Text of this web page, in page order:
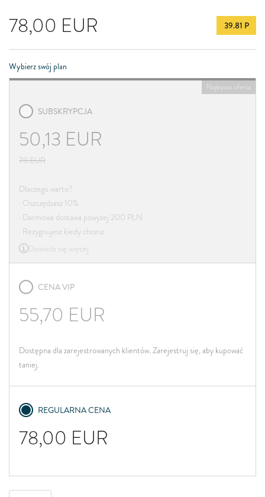
78,00 EUR 39.81 P
Wybierz swój plan
Najlepsza oferta
SUBSKRYPCJA
50,13 EUR
78EUR
Dlaczego warto?
· Oszczędzasz 10%
· Darmowa dostawa powyżej 200 PLN
· Rezygnujesz kiedy chcesz
Dowiedz się więcej
CENA VIP
55,70 EUR
Dostępna dla zarejestrowanych klientów. Zarejestruj się, aby kupować
taniej.
REGULARNA CENA
78,00 EUR